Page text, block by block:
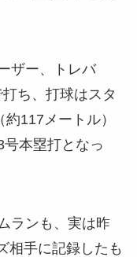
ザー、トレバ
ち、打球はスタ
117メートル）
本塁打となっ
ランも、実は昨
相手に記録したも